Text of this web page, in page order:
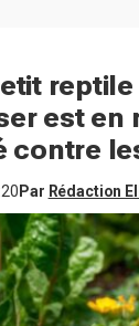
reptile
est en
contre
Par Rédaction